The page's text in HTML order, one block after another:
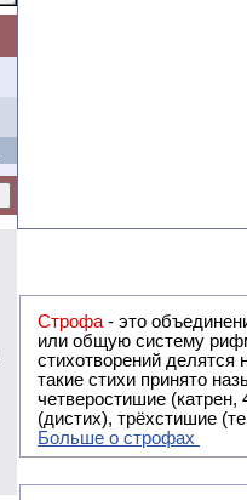
Строфа - это объединение двух
или общую систему рифм, и регулярно или периодически
стихотворений делятся на строфы и т.о. являются строфическими.
такие стихи принято называть астрофическими. Самая популярная строфа в русской поэзии -
четверостишие
(дистих), трёхстишие
Больше о строфах